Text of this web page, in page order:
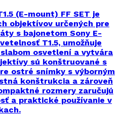
(E-mount) FF SET je
objektívov určených pre
s bajonetom Sony E-
T1.5, umožňuje
osvetlení a vytvára
sú konštruované s
ostré snímky s výborným
konštrukcia a zároveň
rozmery zaručujú
a praktické používanie v